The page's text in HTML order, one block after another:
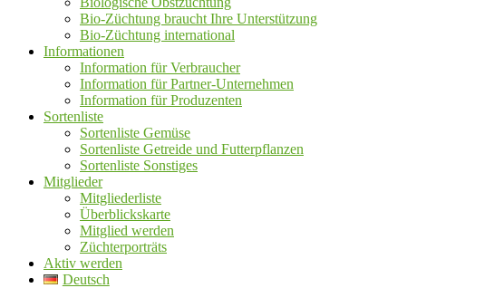
Bio-Züchtung braucht Ihre Unterstützung
Bio-Züchtung international
Informationen
Information für Verbraucher
Information für Partner-Unternehmen
Information für Produzenten
Sortenliste
Sortenliste Gemüse
Sortenliste Getreide und Futterpflanzen
Sortenliste Sonstiges
Mitglieder
Mitgliederliste
Überblickskarte
Mitglied werden
Züchterporträts
Aktiv werden
Deutsch